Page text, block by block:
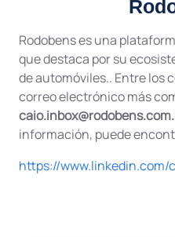
Rodobens es una
que destaca por su
de automóviles.. Entre los
correo electrónico más
información, puede
https://www.linkedin.com/